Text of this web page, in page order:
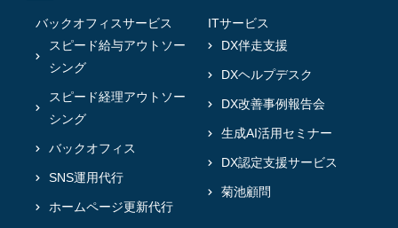
バックオフィスサービス
スピード給与アウトソー
シング
スピード経理アウトソー
シング
バックオフィス
SNS運用代行
ホームページ更新代行
ITサービス
DX伴走支援
DXヘルプデスク
DX改善事例報告会
生成AI活用セミナー
DX認定支援サービス
菊池顧問